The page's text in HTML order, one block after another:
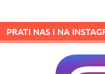
PRATI NAS I NA